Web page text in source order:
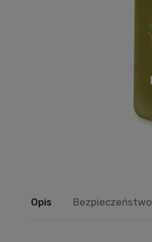
Opis Bezpieczeństwo